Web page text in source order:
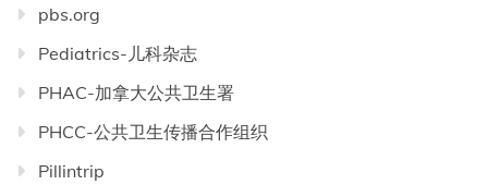
pbs.org
Pediatrics-儿科杂志
PHAC-加拿大公共卫生署
PHCC-公共卫生传播合作组织
Pillintrip